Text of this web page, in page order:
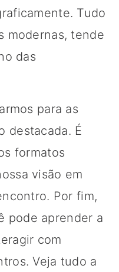
Tudo
modernas, tende
das
para as
destacada. É
formatos
visão em
Por fim,
pode aprender a
com
Veja tudo a